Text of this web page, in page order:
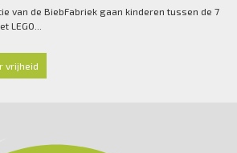
van de BiebFabriek gaan kinderen tussen de 7
LEGO...
vrijheid